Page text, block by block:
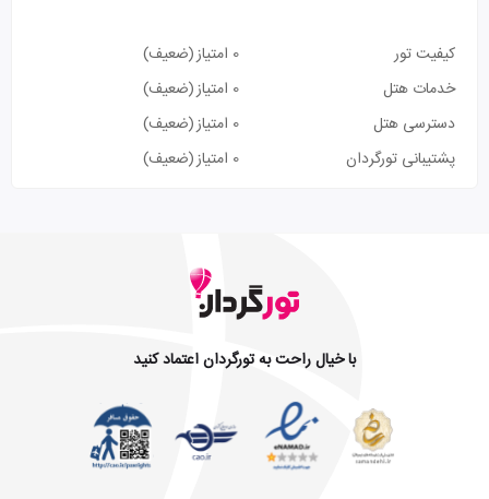
کیفیت تور 0 امتیاز
(ضعیف)
خدمات هتل
0 امتیاز
(ضعیف)
دسترسی هتل
0 امتیاز
(ضعیف)
پشتیبانی تورگردان
0 امتیاز (ضعیف)
با خیال راحت به تورگردان اعتماد کنید